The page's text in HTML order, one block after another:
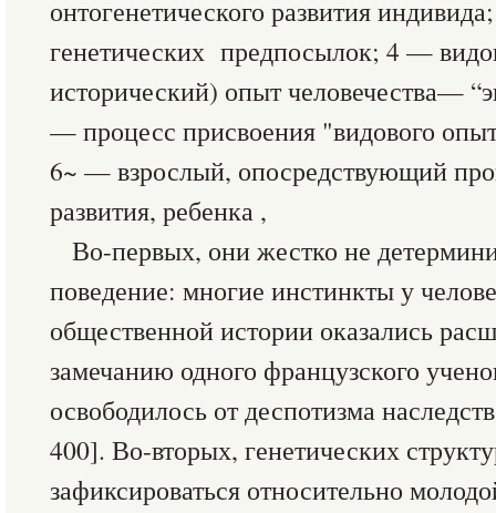
онтогенетического развития
генетических предпосылок; 4 —
исторический) опыт человечества—
— процесс присвоения "видового
6~ — взрослый, опосредствующий
развития, ребенка ,
Во-первых, они жестко не
поведение: многие инстинкты у
общественной истории оказались
замечанию одного французского
освободилось от деспотизма
400]. Во-вторых, генетических
зафиксироваться относительно